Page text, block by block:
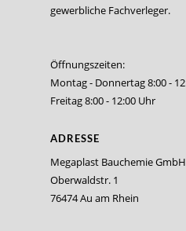
gewerbliche Fachverleger.
Öffnungszeiten:
Montag - Donnertag 8:00 -
Freitag 8:00 - 12:00 Uhr
ADRESSE
Megaplast Bauchemie GmbH
Oberwaldstr. 1
76474 Au am Rhein